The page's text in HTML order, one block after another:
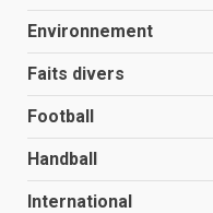
Environnement
Faits divers
Football
Handball
International